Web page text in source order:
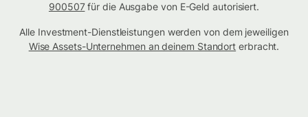
900507für die Ausgabe von E-Geld autorisiert.
Alle Investment-Dienstleistungen werden von dem jeweiligen
Wise Assets-Unternehmen an deinem Standort erbracht.